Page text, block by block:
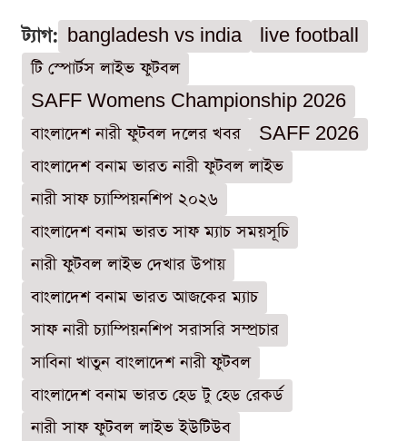
ট্যাগ: bangladesh vs india
live football
টি স্পোর্টস লাইভ ফুটবল
SAFF Womens Championship 2026
বাংলাদেশ নারী ফুটবল দলের খবর
SAFF 2026
বাংলাদেশ বনাম ভারত নারী ফুটবল লাইভ
নারী সাফ চ্যাম্পিয়নশিপ ২০২৬
বাংলাদেশ বনাম ভারত সাফ ম্যাচ সময়সূচি
নারী ফুটবল লাইভ দেখার উপায়
বাংলাদেশ বনাম ভারত আজকের ম্যাচ
সাফ নারী চ্যাম্পিয়নশিপ সরাসরি সম্প্রচার
সাবিনা খাতুন বাংলাদেশ নারী ফুটবল
বাংলাদেশ বনাম ভারত হেড টু হেড রেকর্ড
নারী সাফ ফুটবল লাইভ ইউটিউব